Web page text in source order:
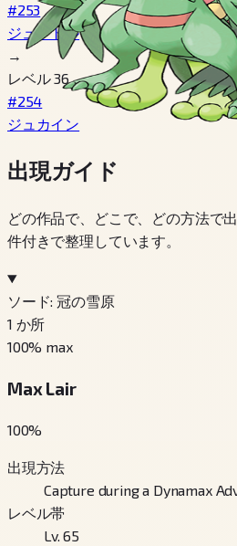
#253
ジュプトル
→
レベル 36
#254
ジュカイン
出現ガイド
どの作品で、どこで、どの方法で
件付きで整理しています。
ソード: 冠の雪原
1 か所
100% max
Max Lair
100%
出現方法
Capture during a Dynamax
レベル帯
Lv. 65